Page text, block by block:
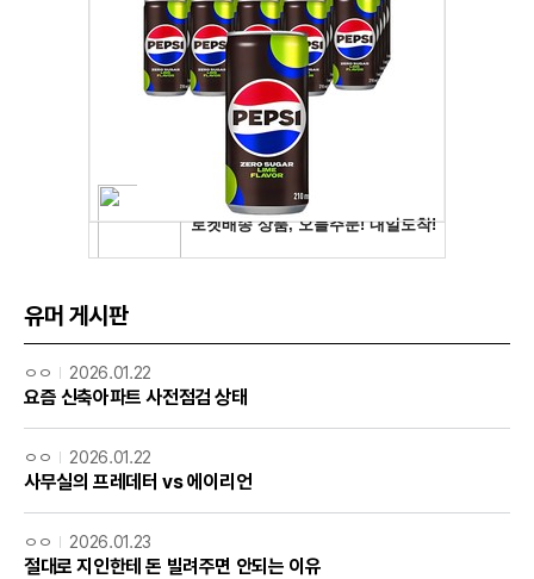
유머 게시판
ㅇㅇ 2026.01.22
요즘 신축아파트 사전점검 상태
ㅇㅇ 2026.01.22
사무실의 프레데터 vs 에이리언
ㅇㅇ 2026.01.23
절대로 지인한테 돈 빌려주면 안되는 이유